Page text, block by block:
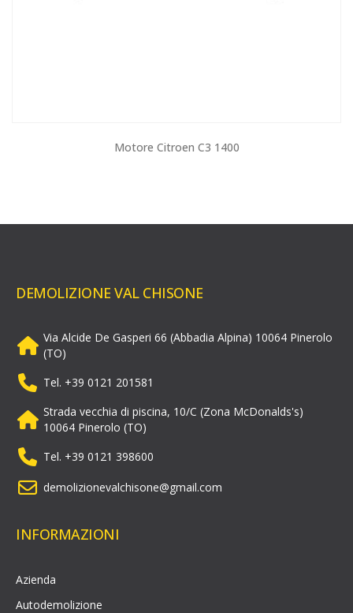
Motore Citroen C3 1400
DEMOLIZIONE VAL CHISONE
Via Alcide De Gasperi 66 (Abbadia Alpina) 10064 Pinerolo
(TO)
Tel. +39 0121 201581
Strada vecchia di piscina, 10/C (Zona McDonalds's)
10064 Pinerolo (TO)
Tel. +39 0121 398600
demolizionevalchisone@gmail.com
INFORMAZIONI
Azienda
Autodemolizione